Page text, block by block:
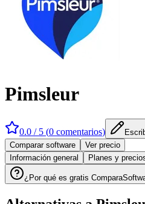
Pimsleur
0.0 / 5 (0 comentarios)
Comparar software
Ver precio
Información general
Planes y
¿Por qué es gratis